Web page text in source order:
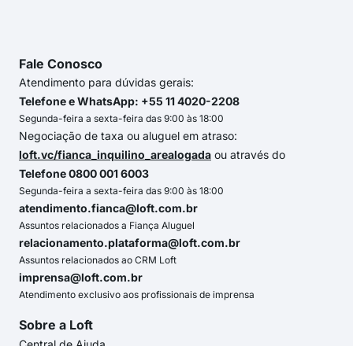
Fale Conosco
Atendimento para dúvidas gerais:
Telefone e WhatsApp: +55 11 4020-2208
Segunda-feira a sexta-feira das 9:00 às 18:00
Negociação de taxa ou aluguel em atraso:
loft.vc/fianca_inquilino_arealogada ou através do
Telefone 0800 001 6003
Segunda-feira a sexta-feira das 9:00 às 18:00
atendimento.fianca@loft.com.br
Assuntos relacionados a Fiança Aluguel
relacionamento.plataforma@loft.com.br
Assuntos relacionados ao CRM Loft
imprensa@loft.com.br
Atendimento exclusivo aos profissionais de imprensa
Sobre a Loft